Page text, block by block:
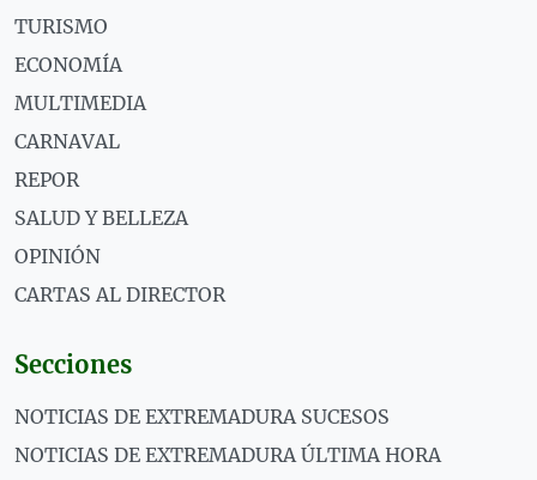
TURISMO
ECONOMÍA
MULTIMEDIA
CARNAVAL
REPOR
SALUD Y BELLEZA
OPINIÓN
CARTAS AL DIRECTOR
Secciones
NOTICIAS DE EXTREMADURA SUCESOS
NOTICIAS DE EXTREMADURA ÚLTIMA HORA